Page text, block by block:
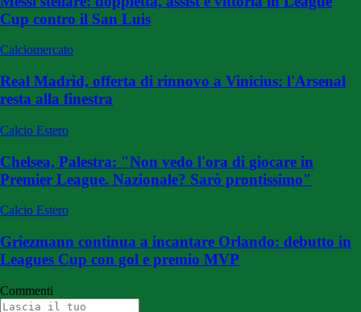
Cup contro il San Luis
Calciomercato
Real Madrid, offerta di rinnovo a Vinicius: l'Arsenal
resta alla finestra
Calcio Estero
Chelsea, Palestra: "Non vedo l'ora di giocare in
Premier League. Nazionale? Sarò prontissimo"
Calcio Estero
Griezmann continua a incantare Orlando: debutto in
Leagues Cup con gol e premio MVP
Commenti